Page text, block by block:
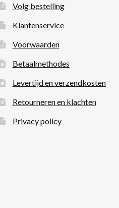
Volg bestelling
Klantenservice
Voorwaarden
Betaalmethodes
Levertijd en verzendkosten
Retourneren en klachten
Privacy policy